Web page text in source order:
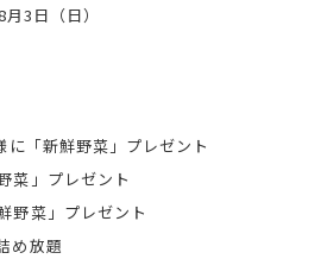
3日（日）
「新鮮野菜」プレゼント
菜」プレゼント
野菜」プレゼント
め放題